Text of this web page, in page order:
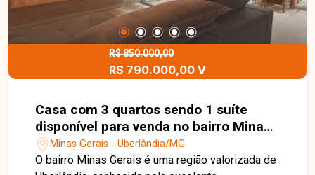
R$ 850.000,00
R$ 790.000,00 V
Casa com 3 quartos sendo 1 suíte
disponível para venda no bairro Minas
Gerais em Uberlândia-MG
Minas Gerais - Uberlândia/MG
O bairro Minas Gerais é uma região valorizada de